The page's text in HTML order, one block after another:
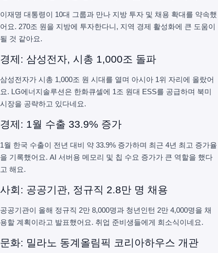
이재명 대통령이 10대 그룹과 만나 지방 투자 및 채용 확대를 약속했
어요. 270조 원을 지방에 투자한다니, 지역 경제 활성화에 큰 도움이
될 것 같아요.
경제: 삼성전자, 시총 1,000조 돌파
삼성전자가 시총 1,000조 원 시대를 열며 아시아 1위 자리에 올랐어
요. LG에너지솔루션은 한화큐셀에 1조 원대 ESS를 공급하며 북미
시장을 공략하고 있다네요.
경제: 1월 수출 33.9% 증가
1월 한국 수출이 전년 대비 약 33.9% 증가하며 최근 4년 최고 증가율
을 기록했어요. AI 서버용 메모리 및 칩 수요 증가가 큰 역할을 했다
고 해요.
사회: 공공기관, 정규직 2.8만 명 채용
공공기관이 올해 정규직 2만 8,000명과 청년인턴 2만 4,000명을 채
용할 계획이라고 발표했어요. 취업 준비생들에게 희소식이네요.
문화: 밀라노 동계올림픽 코리아하우스 개관